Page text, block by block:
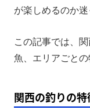
が楽しめるのか迷
この記事では、
魚、エリアごとの
関西の釣りの特